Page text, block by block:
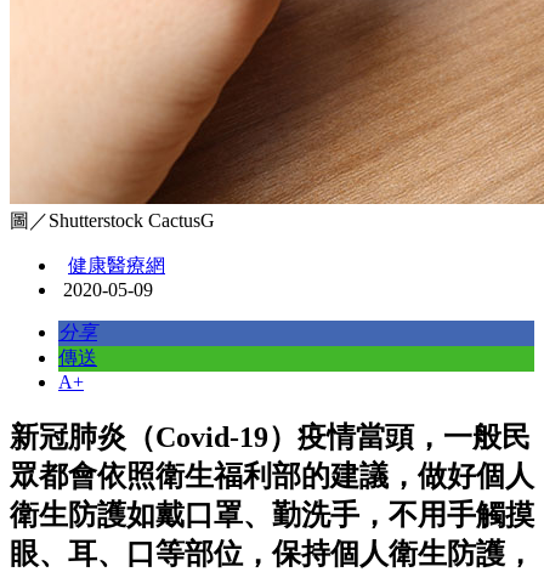
圖／Shutterstock CactusG
健康醫療網
2020-05-09
分享
傳送
A+
新冠肺炎（Covid-19）疫情當頭，一般民
眾都會依照衛生福利部的建議，做好個人
衛生防護如戴口罩、勤洗手，不用手觸摸
眼、耳、口等部位，保持個人衛生防護，